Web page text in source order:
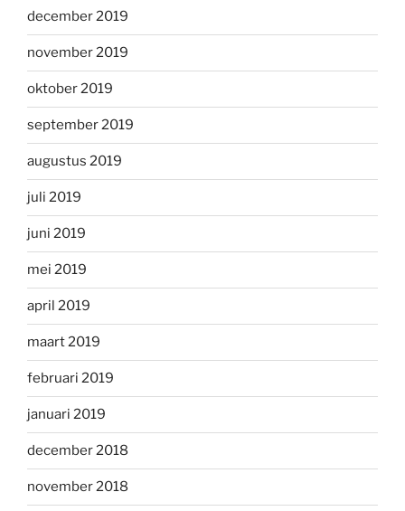
december 2019
november 2019
oktober 2019
september 2019
augustus 2019
juli 2019
juni 2019
mei 2019
april 2019
maart 2019
februari 2019
januari 2019
december 2018
november 2018